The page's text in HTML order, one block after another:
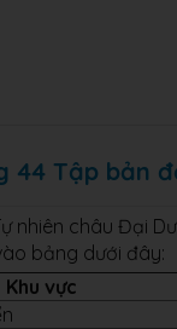
44 Tập bản
nhiên châu Đại
bảng dưới đây:
Khu vực